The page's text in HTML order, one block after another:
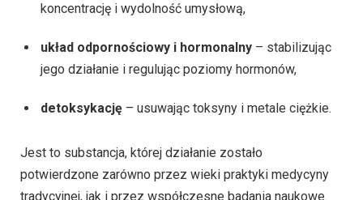
koncentrację i wydolność umysłową,
układ odpornościowy i hormonalny – stabilizując
jego działanie i regulując poziomy hormonów,
detoksykację – usuwając toksyny i metale ciężkie.
Jest to substancja, której działanie zostało
potwierdzone zarówno przez wieki praktyki medycyny
tradycyjnej, jak i przez współczesne badania naukowe.